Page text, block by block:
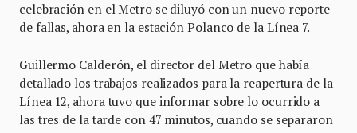
celebración en el Metro se diluyó con un nuevo reporte
de fallas, ahora en la estación Polanco de la Línea 7.
Guillermo Calderón, el director del Metro que había
detallado los trabajos realizados para la reapertura de la
Línea 12, ahora tuvo que informar sobre lo ocurrido a
las tres de la tarde con 47 minutos, cuando se separaron